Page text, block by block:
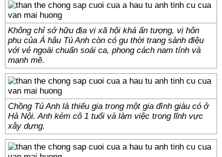
Không chỉ sở hữu địa vị xã hội khá ấn tượng, vị hôn
phu của Á hậu Tú Anh còn có gu thời trang sành điệu
với vẻ ngoài chuẩn soái ca, phong cách nam tính và
mạnh mẽ.
Chồng Tú Anh là thiếu gia trong một gia đình giàu có ở
Hà Nội. Anh kém cô 1 tuổi và làm việc trong lĩnh vực
xây dựng.